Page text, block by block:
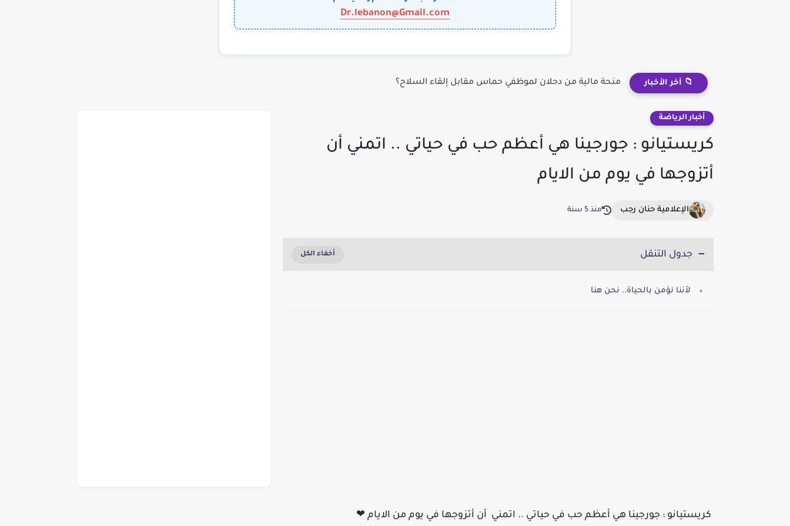
Dr.lebanon@Gmail.com
📁 آخر الأخبار منحة مالية من دحلان لموظفي حماس مقابل إلقاء السلاح؟
أخبار الرياضة
‏كريستيانو : جورجينا هي أعظم حب في حياتي .. اتمني أن
أتزوجها في يوم من الايام
الإعلامية حنان رجب منذ 5 سنة
جدول التنقل
لأننا نؤمن بالحياة.. نحن هنا
‏كريستيانو : جورجينا هي أعظم حب في حياتي .. اتمني أن أتزوجها في يوم من الايام ❤